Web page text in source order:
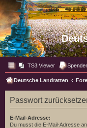
TS3 Viewer
Deutsche Landratten
Passwort
E-Mail-Adresse:
Du musst die E-Mail-Adresse